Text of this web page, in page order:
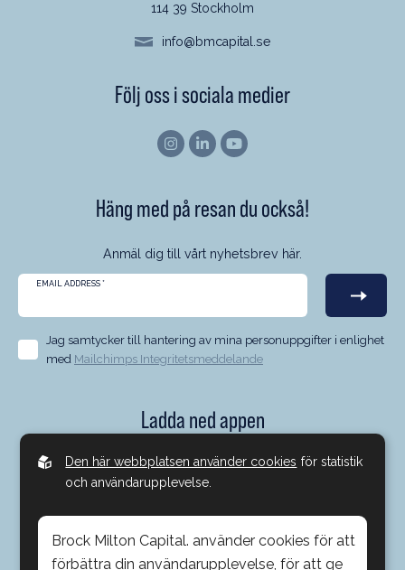
114 39 Stockholm
info@bmcapital.se
Följ oss i sociala medier
Häng med på resan du också!
Anmäl dig till vårt nyhetsbrev här.
EMAIL ADDRESS *
Jag samtycker till hantering av mina personuppgifter i enlighet
med Mailchimps Integritetsmeddelande
Ladda ned appen
Nu kan du ha med oss på Brock Milton Capital oavsett var du
är. Med vår app kan du ta del av förvaltarkommentarer,
poddar och mycket mer. Allt via en och samma app - enkelt
och smidigt.
Den här webbplatsen använder cookies för statistik
och användarupplevelse.
Brock Milton Capital. använder cookies för att
förbättra din användarupplevelse, för att ge